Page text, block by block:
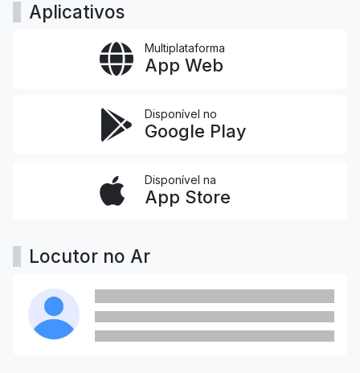
Aplicativos
Multiplataforma
App Web
Disponível no
Google Play
Disponível na
App Store
Locutor no Ar